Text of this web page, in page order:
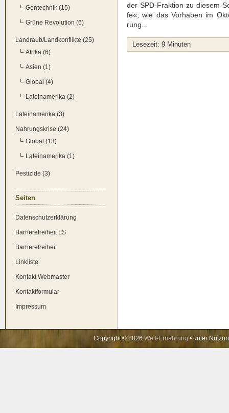
Gentechnik (15)
Grüne Revolution (6)
Landraub/Landkonflikte (25)
Afrika (6)
Asien (1)
Global (4)
Lateinamerika (2)
Lateinamerika (3)
Nahrungskrise (24)
Global (13)
Lateinamerika (1)
Pestizide (3)
Sei­ten
Daten­schutz­er­klä­rung
Bar­rie­re­frei­heit LS
Bar­rie­re­frei­heit
Link­lis­te
Kon­takt Web­mas­ter
Kon­takt­for­mu­lar
Impres­sum
der SPD-Frak­ti­on zu die­sem
fe«, wie das Vor­ha­ben im
rung...
Lese­zeit: 9 Minu­ten
Copyright © 2026 Welt-Ernährung • unter